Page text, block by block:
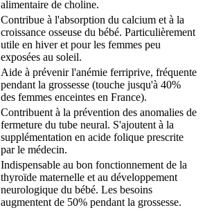
alimentaire de choline.
Contribue à l'absorption du calcium et à la
croissance osseuse du bébé. Particulièrement
utile en hiver et pour les femmes peu
exposées au soleil.
Aide à prévenir l'anémie ferriprive, fréquente
pendant la grossesse (touche jusqu'à 40%
des femmes enceintes en France).
Contribuent à la prévention des anomalies de
fermeture du tube neural. S'ajoutent à la
supplémentation en acide folique prescrite
par le médecin.
Indispensable au bon fonctionnement de la
thyroïde maternelle et au développement
neurologique du bébé. Les besoins
augmentent de 50% pendant la grossesse.